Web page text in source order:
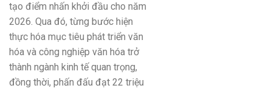
tạo điểm nhấn khởi đầu cho năm
2026. Qua đó, từng bước hiện
thực hóa mục tiêu phát triển văn
hóa và công nghiệp văn hóa trở
thành ngành kinh tế quan trọng,
đồng thời, phấn đấu đạt 22 triệu